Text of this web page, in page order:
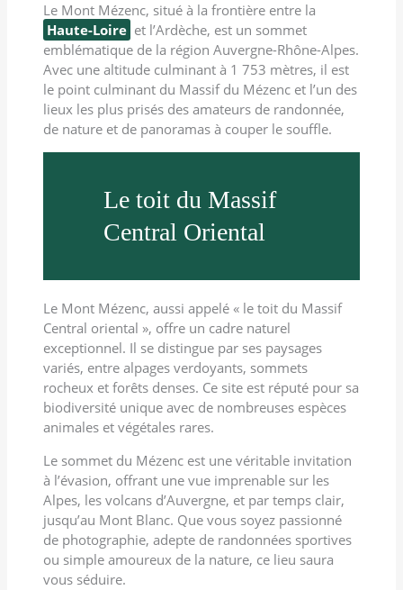
Le Mont Mézenc, situé à la frontière entre la
Haute-Loire et l’Ardèche, est un sommet
emblématique de la région Auvergne-Rhône-Alpes.
Avec une altitude culminant à 1 753 mètres, il est
le point culminant du Massif du Mézenc et l’un des
lieux les plus prisés des amateurs de randonnée,
de nature et de panoramas à couper le souffle.
Le toit du Massif
Central Oriental
Le Mont Mézenc, aussi appelé « le toit du Massif
Central oriental », offre un cadre naturel
exceptionnel. Il se distingue par ses paysages
variés, entre alpages verdoyants, sommets
rocheux et forêts denses. Ce site est réputé pour sa
biodiversité unique avec de nombreuses espèces
animales et végétales rares.
Le sommet du Mézenc est une véritable invitation
à l’évasion, offrant une vue imprenable sur les
Alpes, les volcans d’Auvergne, et par temps clair,
jusqu’au Mont Blanc. Que vous soyez passionné
de photographie, adepte de randonnées sportives
ou simple amoureux de la nature, ce lieu saura
vous séduire.